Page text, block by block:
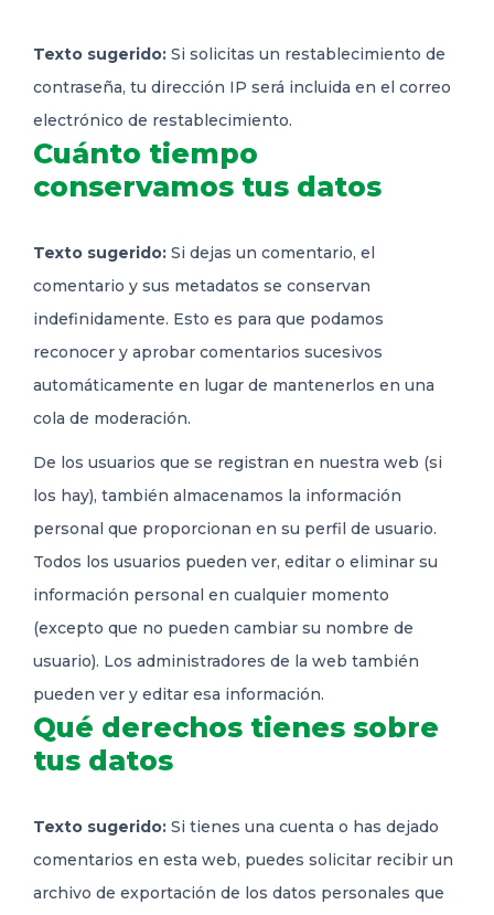
Texto sugerido: Si solicitas un restablecimiento de
contraseña, tu dirección IP será incluida en el correo
electrónico de restablecimiento.
Cuánto tiempo
conservamos tus datos
Texto sugerido: Si dejas un comentario, el
comentario y sus metadatos se conservan
indefinidamente. Esto es para que podamos
reconocer y aprobar comentarios sucesivos
automáticamente en lugar de mantenerlos en una
cola de moderación.
De los usuarios que se registran en nuestra web (si
los hay), también almacenamos la información
personal que proporcionan en su perfil de usuario.
Todos los usuarios pueden ver, editar o eliminar su
información personal en cualquier momento
(excepto que no pueden cambiar su nombre de
usuario). Los administradores de la web también
pueden ver y editar esa información.
Qué derechos tienes sobre
tus datos
Texto sugerido: Si tienes una cuenta o has dejado
comentarios en esta web, puedes solicitar recibir un
archivo de exportación de los datos personales que